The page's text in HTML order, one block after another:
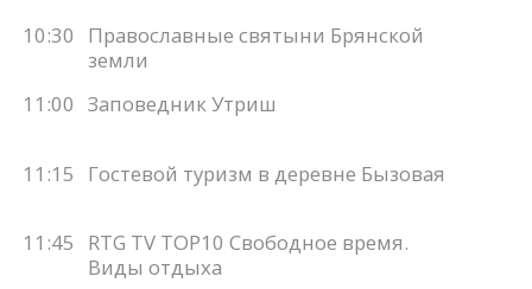
10:30
Православные святыни Брянской
земли
11:00 Заповедник Утриш
11:15 Гостевой туризм в деревне Бызовая
11:45
RTG TV TOP10 Свободное время.
Виды отдыха